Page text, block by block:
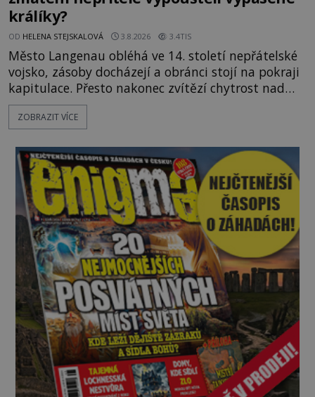
králíky?
OD HELENA STEJSKALOVÁ 3.8.2026 3.4TIS
Město Langenau obléhá ve 14. století nepřátelské
vojsko, zásoby docházejí a obránci stojí na pokraji
kapitulace. Přesto nakonec zvítězí chytrost nad
hrubou silou. Podle staré německé legendy vypustí
obyvatelé za hradby dobře živeného králíka, aby
dost. Čas pracuje pro obléhatele. Ve městě ubývají
zásoby a každý den znamená další porci strádá
ZOBRAZIT VÍCE